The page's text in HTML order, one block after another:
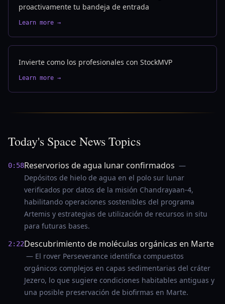
proactivamente tu bandeja de entrada
Learn more →
Invierte como los profesionales con StockMVP
Learn more →
Today's Space News Topics
0:58Reservorios de agua lunar confirmados —
Depósitos de hielo de agua en el polo sur lunar
verificados por datos de la misión Chandrayaan-4,
habilitando operaciones sostenibles del programa
Artemis y estrategias de utilización de recursos in situ
para futuras bases.
2:22Descubrimiento de moléculas orgánicas en Marte
— El rover Perseverance identifica compuestos
orgánicos complejos en capas sedimentarias del cráter
Jezero, lo que sugiere condiciones habitables antiguas y
una posible preservación de biofirmas en Marte.